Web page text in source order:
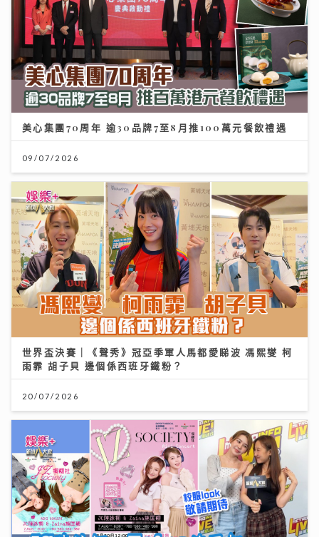
美心集團70周年 逾30品牌7至8月推100萬元餐飲禮遇
09/07/2026
世界盃決賽｜《聲秀》冠亞季軍人馬都愛睇波 馮熙燮 柯
雨霏 胡子貝 邊個係西班牙鐵粉？
20/07/2026
JC陳詠桐 x Zaina施匡翹首度合體Mini Concert 主題
「桐翹社」 校服look敬請期待